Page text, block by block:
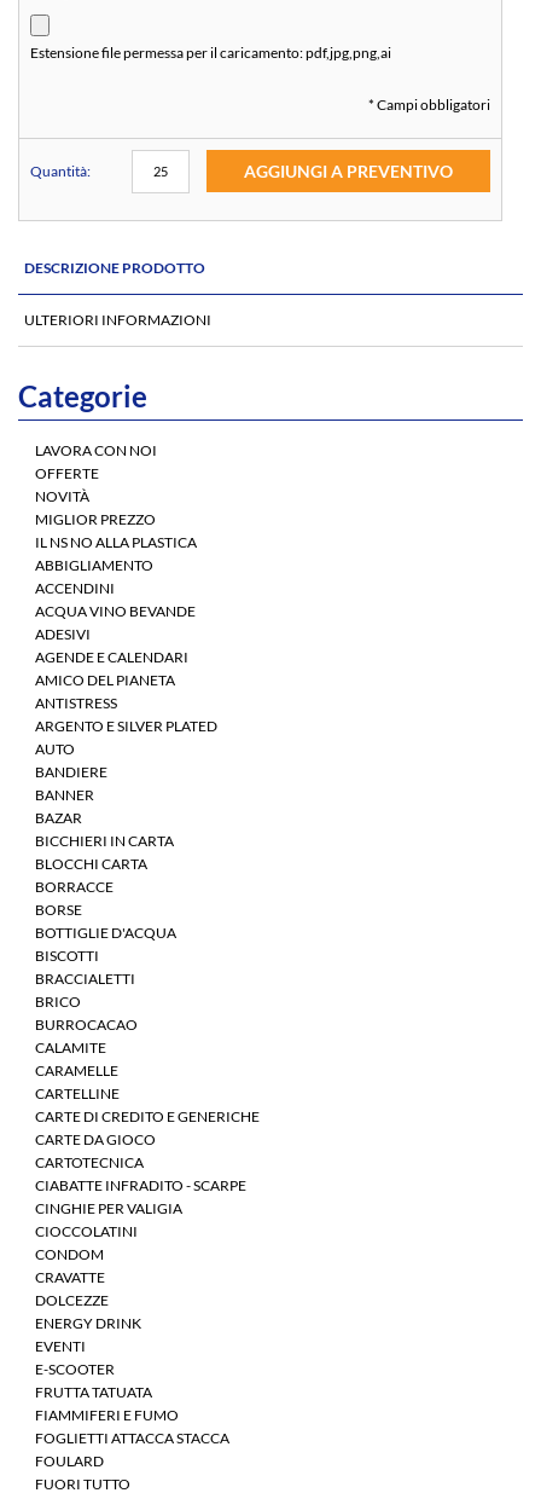
Estensione file permessa per il caricamento:pdf,jpg,png,ai
* Campi obbligatori
Quantità: AGGIUNGI A PREVENTIVO
DESCRIZIONE PRODOTTO
ULTERIORI INFORMAZIONI
Categorie
LAVORA CON NOI
OFFERTE
NOVITÀ
MIGLIOR PREZZO
IL NS NO ALLA PLASTICA
ABBIGLIAMENTO
ACCENDINI
ACQUA VINO BEVANDE
ADESIVI
AGENDE E CALENDARI
AMICO DEL PIANETA
ANTISTRESS
ARGENTO E SILVER PLATED
AUTO
BANDIERE
BANNER
BAZAR
BICCHIERI IN CARTA
BLOCCHI CARTA
BORRACCE
BORSE
BOTTIGLIE D'ACQUA
BISCOTTI
BRACCIALETTI
BRICO
BURROCACAO
CALAMITE
CARAMELLE
CARTELLINE
CARTE DI CREDITO E GENERICHE
CARTE DA GIOCO
CARTOTECNICA
CIABATTE INFRADITO - SCARPE
CINGHIE PER VALIGIA
CIOCCOLATINI
CONDOM
CRAVATTE
DOLCEZZE
ENERGY DRINK
EVENTI
E-SCOOTER
FRUTTA TATUATA
FIAMMIFERI E FUMO
FOGLIETTI ATTACCA STACCA
FOULARD
FUORI TUTTO